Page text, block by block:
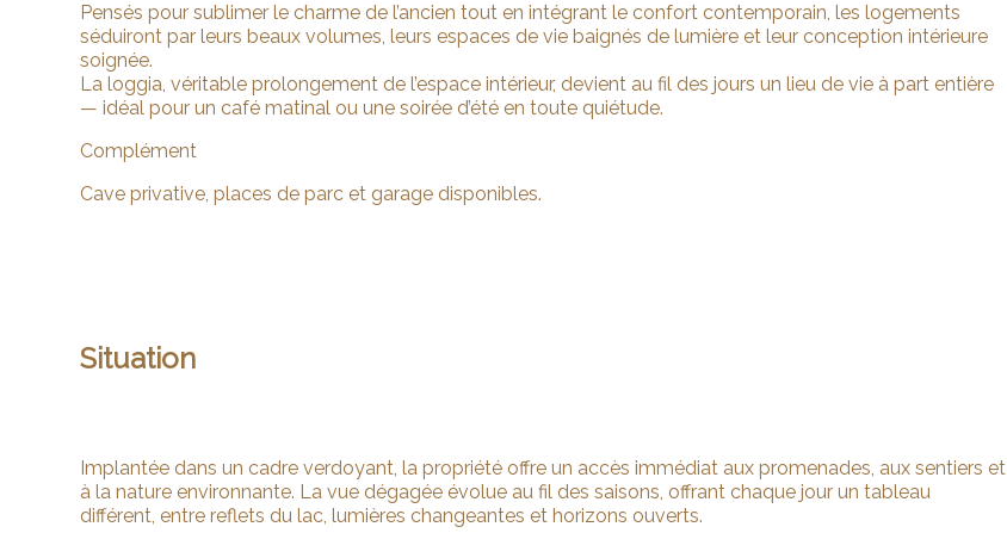
Pensés pour sublimer le charme de l’ancien tout en intégrant le confort contemporain, les logements
séduiront par leurs beaux volumes, leurs espaces de vie baignés de lumière et leur conception intérieure
soignée.
La loggia, véritable prolongement de l’espace intérieur, devient au fil des jours un lieu de vie à part entière
— idéal pour un café matinal ou une soirée d’été en toute quiétude.
Complément
Cave privative, places de parc et garage disponibles.
Situation
Implantée dans un cadre verdoyant, la propriété offre un accès immédiat aux promenades, aux sentiers et
à la nature environnante. La vue dégagée évolue au fil des saisons, offrant chaque jour un tableau
différent, entre reflets du lac, lumières changeantes et horizons ouverts.